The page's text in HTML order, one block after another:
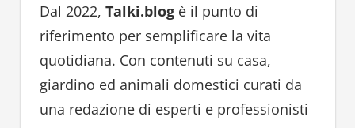
f
o
r
:
Dal 2022, Talki.blogè il punto di
riferimento per semplificare la vita
quotidiana. Con contenuti su casa,
giardino ed animali domestici curati da
una redazione di esperti e professionisti